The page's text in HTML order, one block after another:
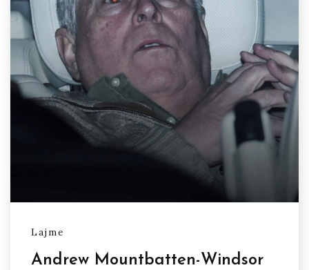
Lajme
Andrew Mountbatten-Windsor